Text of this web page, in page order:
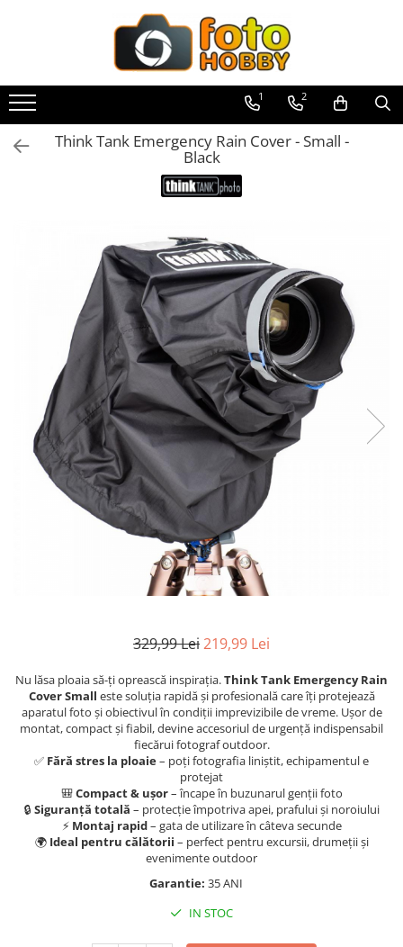
Aparate Foto
Aparate Foto Mirrorless
Aparate Foto DSLR
Obiective foto si accesorii
Obiective Mirorless
Obiective DSLR
Huse si tocuri protectie obiective
Obiective Cinematice
Parasolare
Teleconvertoare
Adaptoare montura / baioneta
Capace obiectiv si camera
Convertoare pe filet foto video
Inele reductii obiective
Curatare si intretinere
Blitz-uri externe
Blitz-uri TTL - Dedicate
Compatibil Sony
Blitz-uri circulare (Macro)
1 2
Think Tank Emergency Rain Cover - Small -
Black
329,99 Lei219,99 Lei
Nu lăsa ploaia să-ți oprească inspirația.Think Tank Emergency Rain
Cover Small este soluția rapidă și profesională care îți protejează
aparatul foto și obiectivul în condiții imprevizibile de vreme. Ușor de
montat, compact și fiabil, devine accesoriul de urgență indispensabil
fiecărui fotograf outdoor.
✅ Fără stres la ploaie– poți fotografia liniștit, echipamentul e
protejat
🎒Compact & ușor– încape în buzunarul genții foto
🔒 Siguranță totală – protecție împotriva apei, prafului și noroiului
⚡ Montaj rapid– gata de utilizare în câteva secunde
🌍 Ideal pentru călătorii – perfect pentru excursii, drumeții și
evenimente outdoor
Garantie: 35 ANI
IN STOC